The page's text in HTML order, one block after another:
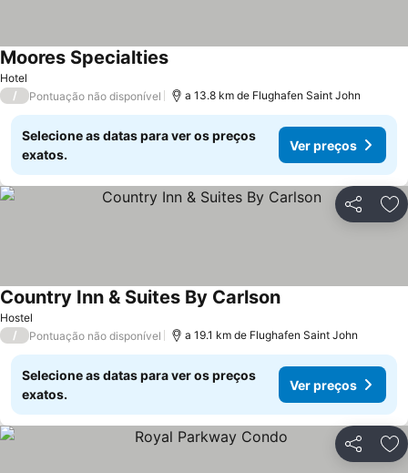
Hotel
Moores SpecialtiesVer preços
/ Pontuação não disponível a 13.8 km de Flughafen Saint John
Selecione as datas para ver os preços
exatos.
Ver preços
Partilhar
Hostel
Country Inn & Suites By CarlsonVer preços
/ Pontuação não disponível a 19.1 km de Flughafen Saint John
Selecione as datas para ver os preços
exatos.
Ver preços
Partilhar